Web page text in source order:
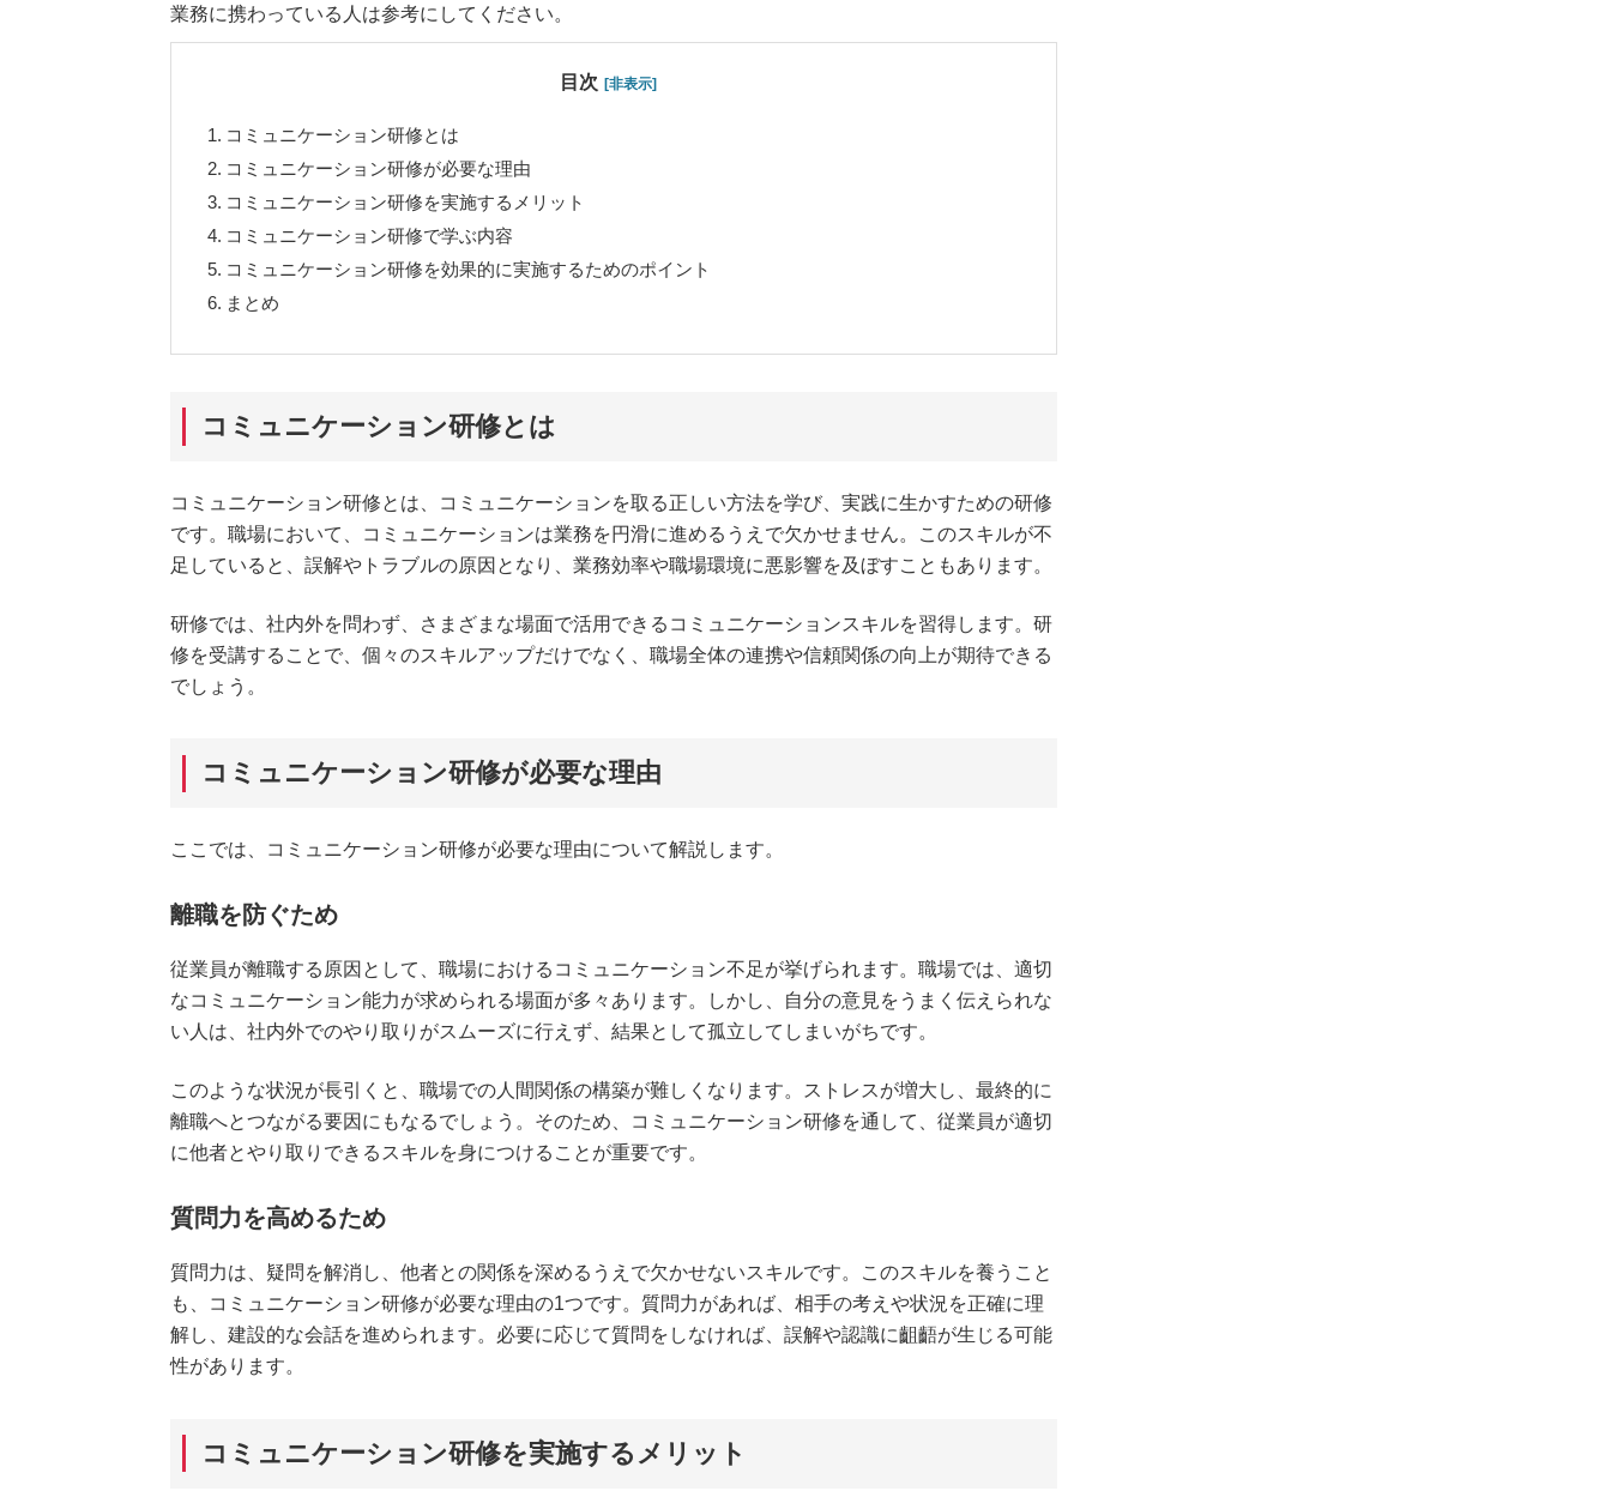
業務に携わっている人は参考にしてください。
目次 [非表示]
1. コミュニケーション研修とは
2. コミュニケーション研修が必要な理由
3. コミュニケーション研修を実施するメリット
4. コミュニケーション研修で学ぶ内容
5. コミュニケーション研修を効果的に実施するためのポイント
6. まとめ
コミュニケーション研修とは
コミュニケーション研修とは、コミュニケーションを取る正しい方法を学び、実践に生かすための研修
です。職場において、コミュニケーションは業務を円滑に進めるうえで欠かせません。このスキルが不
足していると、誤解やトラブルの原因となり、業務効率や職場環境に悪影響を及ぼすこともあります。
研修では、社内外を問わず、さまざまな場面で活用できるコミュニケーションスキルを習得します。研
修を受講することで、個々のスキルアップだけでなく、職場全体の連携や信頼関係の向上が期待できる
でしょう。
コミュニケーション研修が必要な理由
ここでは、コミュニケーション研修が必要な理由について解説します。
離職を防ぐため
従業員が離職する原因として、職場におけるコミュニケーション不足が挙げられます。職場では、適切
なコミュニケーション能力が求められる場面が多々あります。しかし、自分の意見をうまく伝えられな
い人は、社内外でのやり取りがスムーズに行えず、結果として孤立してしまいがちです。
このような状況が長引くと、職場での人間関係の構築が難しくなります。ストレスが増大し、最終的に
離職へとつながる要因にもなるでしょう。そのため、コミュニケーション研修を通して、従業員が適切
に他者とやり取りできるスキルを身につけることが重要です。
質問力を高めるため
質問力は、疑問を解消し、他者との関係を深めるうえで欠かせないスキルです。このスキルを養うこと
も、コミュニケーション研修が必要な理由の1つです。質問力があれば、相手の考えや状況を正確に理
解し、建設的な会話を進められます。必要に応じて質問をしなければ、誤解や認識に齟齬が生じる可能
性があります。
コミュニケーション研修を実施するメリット